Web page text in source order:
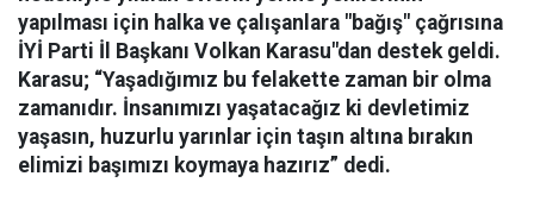
yapılması için halka ve çalışanlara "bağış" çağrısına
İYİ Parti İl Başkanı Volkan Karasu"dan destek geldi.
Karasu; “Yaşadığımız bu felakette zaman bir olma
zamanıdır. İnsanımızı yaşatacağız ki devletimiz
yaşasın, huzurlu yarınlar için taşın altına bırakın
elimizi başımızı koymaya hazırız” dedi.